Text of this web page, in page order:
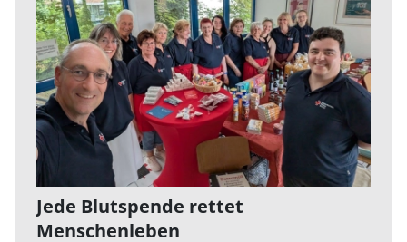
Jede Blutspende rettet
Menschenleben